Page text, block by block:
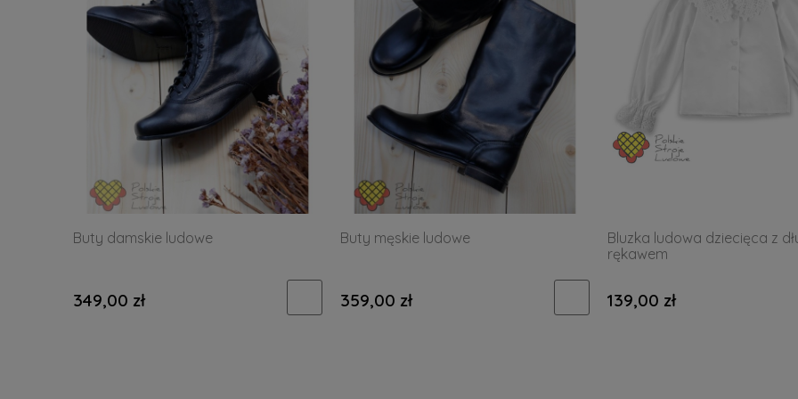
Buty damskie ludowe
349,00 zł
Buty męskie ludowe
359,00 zł
Bluzka ludowa dziecięca z
rękawem
139,00 zł